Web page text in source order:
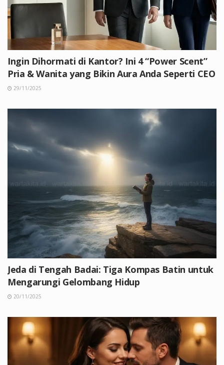
Ingin Dihormati di Kantor? Ini 4 “Power Scent”
Pria & Wanita yang Bikin Aura Anda Seperti CEO
29/11/2025
Jeda di Tengah Badai: Tiga Kompas Batin untuk
Mengarungi Gelombang Hidup
20/11/2025